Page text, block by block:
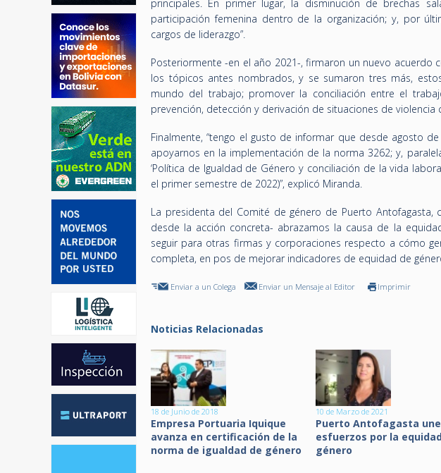
principales. En primer lugar, la disminución de brechas
participación femenina dentro de la organización; y, por
cargos de liderazgo”.
Posteriormente -en el año 2021-, firmaron un nuevo acuerdo
los tópicos antes nombrados, y se sumaron tres más,
mundo del trabajo; promover la conciliación entre el
prevención, detección y derivación de situaciones de violencia
Finalmente, “tengo el gusto de informar que desde agosto
apoyarnos en la implementación de la norma 3262; y,
‘Política de Igualdad de Género y conciliación de la vida
el primer semestre de 2022)”, explicó Miranda.
La presidenta del Comité de género de Puerto Antofagasta,
desde la acción concreta- abrazamos la causa de la
seguir para otras firmas y corporaciones respecto a cómo
completa, en pos de mejorar indicadores de equidad de
Enviar a un Colega Enviar un Mensaje al Editor Imprimir
Noticias Relacionadas
18 de Junio de 2018
Empresa Portuaria Iquique
avanza en certificación de la
norma de igualdad de género
10 de Marzo de 2021
Puerto Antofagasta une
esfuerzos por la
género